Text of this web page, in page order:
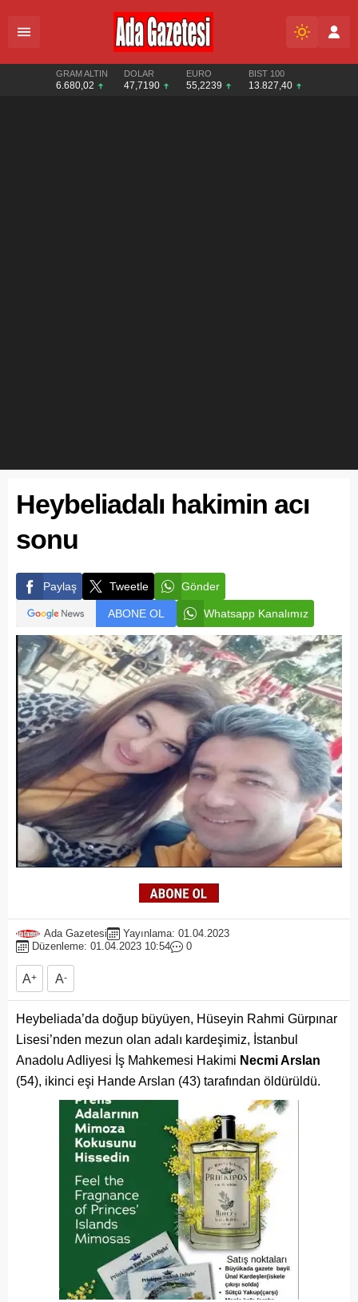
GRAM ALTIN
6.680,02
DOLAR
47,7190
EURO
55,2239
BIST 100
13.827,40
Heybeliadalı hakimin acı
sonu
Paylaş Tweetle Gönder
ABONE OL Whatsapp Kanalımız
Ada Gazetesi
Yayınlama: 01.04.2023
Düzenleme: 01.04.2023 10:54
0
A+ A-
Heybeliada’da doğup büyüyen, Hüseyin Rahmi Gürpınar
Lisesi’nden mezun olan adalı kardeşimiz, İstanbul
Anadolu Adliyesi İş Mahkemesi Hakimi Necmi Arslan
(54), ikinci eşi Hande Arslan (43) tarafından öldürüldü.